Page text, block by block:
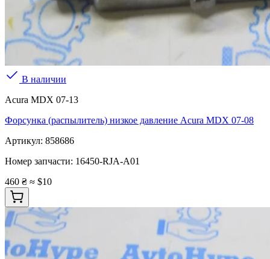
В наличии
Acura MDX 07-13
Форсунка (распылитель) низкое давление Acura MDX 07-08
Артикул: 858686
Номер запчасти: 16450-RJA-A01
460 ₴ ≈ $10